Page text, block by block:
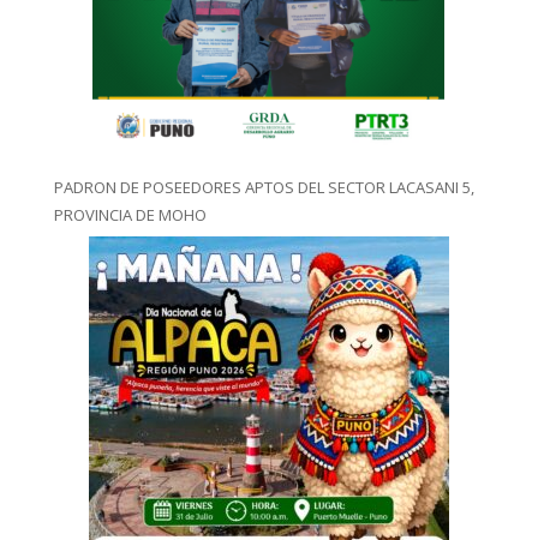
PADRON DE POSEEDORES APTOS DEL SECTOR LACASANI 5,
PROVINCIA DE MOHO